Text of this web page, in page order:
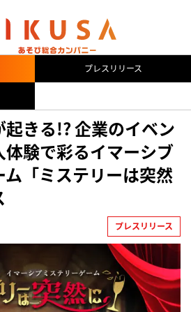
プレスリリース
きる!? 企業のイベン
体験で彩るイマーシブ
「ミステリーは突然
プレスリリース